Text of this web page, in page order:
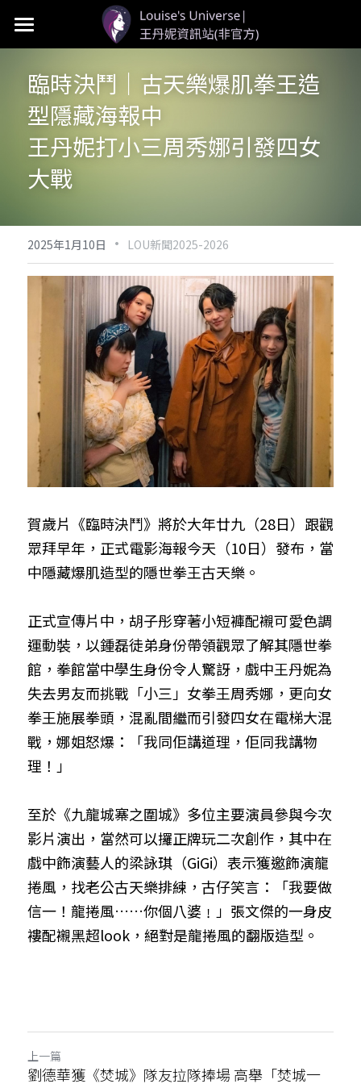
首頁
LOU個人資料
LOU新聞
LOU影視
臨時決鬥｜古天樂爆肌拳王造
型隱藏海報中
王丹妮打小三周秀娜引發四女
大戰
2025年1月10日 · LOU新聞2025-2026
賀歲片《臨時決鬥》將於大年廿九（28日）跟觀
眾拜早年，正式電影海報今天（10日）發布，當
中隱藏爆肌造型的隱世拳王古天樂。
正式宣傳片中，胡子彤穿著小短褲配襯可愛色調
運動裝，以鍾磊徒弟身份帶領觀眾了解其隱世拳
館，拳館當中學生身份令人驚訝，戲中王丹妮為
失去男友而挑戰「小三」女拳王周秀娜，更向女
拳王施展拳頭，混亂間繼而引發四女在電梯大混
戰，娜姐怒爆：「我同佢講道理，佢同我講物
理！」
至於《九龍城寨之圍城》多位主要演員參與今次
影片演出，當然可以攞正牌玩二次創作，其中在
戲中飾演藝人的梁詠琪（GiGi）表示獲邀飾演龍
捲風，找老公古天樂排練，古仔笑言：「我要做
信一！龍捲風……你個八婆﹗」張文傑的一身皮
褸配襯黑超look，絕對是龍捲風的翻版造型。
上一篇
劉德華獲《焚城》隊友拉隊捧場 高舉「焚城一